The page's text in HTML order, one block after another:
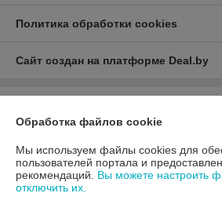
Политика обработки cookies
Сайт создан на платформе Deal.by
220037, г. Минск, ул. Аннаева 84/7,комната 1-6
Регистрационный номер ЕГР: 193597061
Обработка файлов cookie
Мы используем файлы cookies для
пользователей портала и
рекомендаций. Вы можете настроить
отключить их.